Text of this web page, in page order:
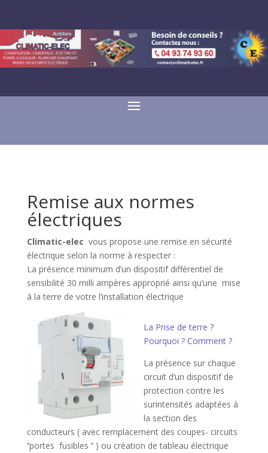
Remise aux normes
électriques
Climatic-elec vous propose une remise en sécurité
électrique selon la norme à respecter :
La présence minimum d’un dispositif différentiel de
sensibilité 30 milli ampères approprié ainsi qu’une mise
à la terre de votre l’installation électrique
La Prise de terre ?
Pourquoi ? Comment ?
La présence sur chaque
circuit d’un dispositif de
protection contre les
surintensités adaptées à
la section des
conducteurs ( avec remplacement des coupes- circuits
‘’portes fusibles ‘’ ) ou création de tableau électrique